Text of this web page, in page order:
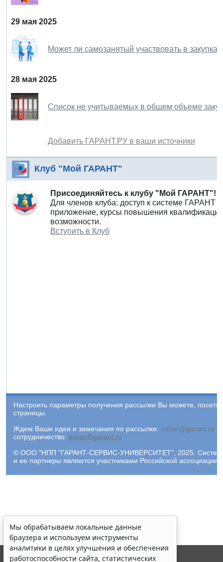
29 мая 2025
Может ли самозанятый участвовать в
28 мая 2025
Список не учитываемых в общем объеме
Добавить ГАРАНТ.РУ в ваши источники
Клуб "Мой ГАРАНТ"
Присоединяйтесь к клубу "Мой ГАРАНТ"!
Для членов клуба: доступ к системе ГАРАНТ
приложение, курсы повышения
возможности.
Вступить в Клуб
Настроить параметры получения рассылки Вы можете,
страницы.
Ждем Ваши идеи и замечания по рассылке: editor@garant.ru.
сотрудничество: press@garant.ru.
© ООО "НПП "ГАРАНТ-СЕРВИС-УНИВЕРСИТЕТ", 2025. Система
и ее партнеры являются участниками Российской
Мы обрабатываем локальные данные
браузера и используем инструменты
аналитики в целях улучшения и обеспечения
работоспособности сайта, статистических